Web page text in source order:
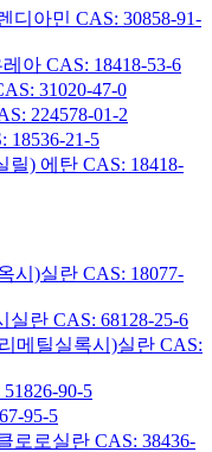
디아민 CAS: 30858-91-
아 CAS: 18418-53-6
31020-47-0
224578-01-2
18536-21-5
) 에탄 CAS: 18418-
시)실란 CAS: 18077-
란 CAS: 68128-25-6
메틸실록시)실란 CAS:
90-5
95-5
로로실란 CAS: 38436-